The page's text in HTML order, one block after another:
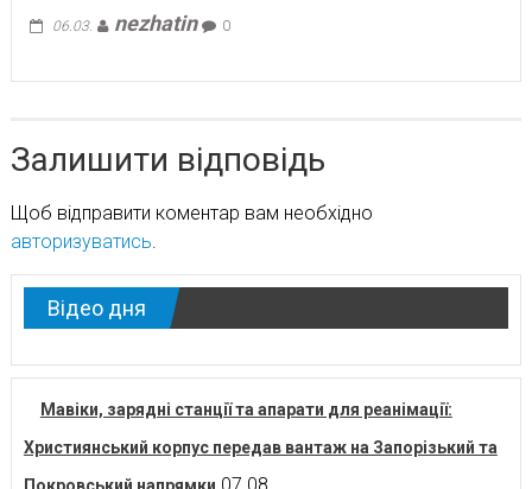
06.03. nezhatin 0
Залишити відповідь
Щоб відправити коментар вам необхідно
авторизуватись.
Відео дня
Мавіки, зарядні станції та апарати для реанімації:
Християнський корпус передав вантаж на Запорізький та